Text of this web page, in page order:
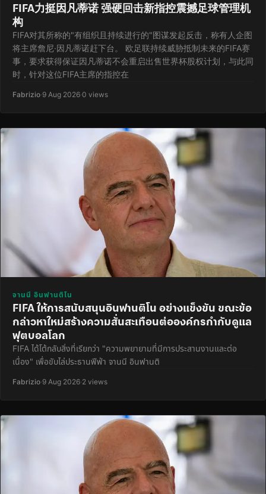
FIFA力挺因凡蒂诺 强硬回击新指控震撼足球管理机
构
FIFA对其所称的"有组织且持续进行的"图谋发起反击，称有人企图
将主席詹尼·因凡蒂诺赶下台。 欧足联持续威胁抵制未来的FIFA赛
事，要求获得保证因凡蒂诺不会重启出售世界杯股权计划，与此同
时，针对这位FIFA主席的指控在
Fabrizio·9 Aug 2026·0 views
จานนี อินฟานติโน
FIFA ให้การสนับสนุนอินฟานติโน อย่างแข็งขัน ขณะข้อ
กล่าวหาใหม่สร้างความสั่นสะเทือนต่อองค์กรกำกับดูแล
ฟุตบอลโลก
FIFA ได้โต้กลับสิ่งที่เรียกว่า "ความพยายามที่มีการประสานงานและต่อ
เนื่อง" เพื่อขับไล่ประธานฟีฟ่า จานนี อินฟานติ
Fabrizio·9 Aug 2026·2 views